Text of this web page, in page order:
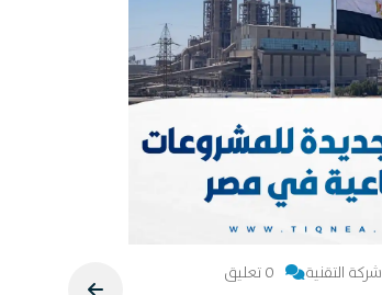
شركة التقنية 0 تعليق